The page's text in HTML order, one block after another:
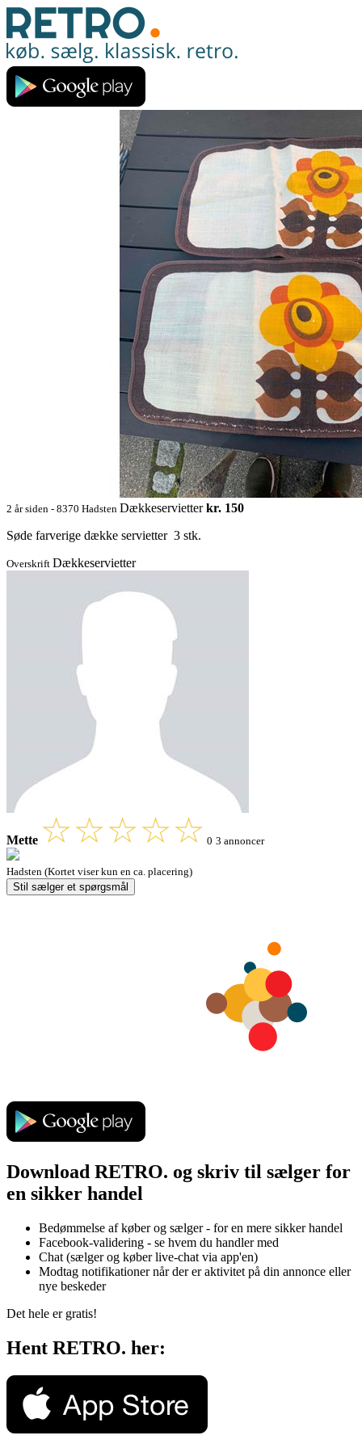
2 år siden - 8370 Hadsten Dækkeservietterkr. 150
Søde farverige dække servietter 3 stk.
Overskrift Dækkeservietter
Mette 0 3 annoncer
Hadsten (Kortet viser kun en ca. placering)
Stil sælger et spørgsmål
Download RETRO. og skriv til sælger for
en sikker handel
Bedømmelse af køber og sælger - for en mere sikker handel
Facebook-validering - se hvem du handler med
Chat (sælger og køber live-chat via app'en)
Modtag notifikationer når der er aktivitet på din annonce eller
nye beskeder
Det hele er gratis!
Hent RETRO. her: